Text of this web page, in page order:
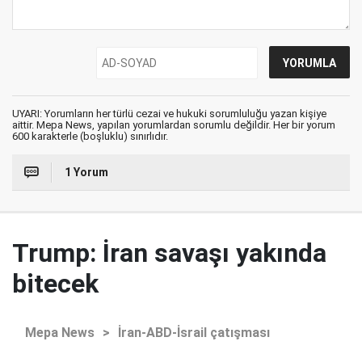
UYARI: Yorumların her türlü cezai ve hukuki sorumluluğu yazan kişiye
aittir. Mepa News, yapılan yorumlardan sorumlu değildir. Her bir yorum
600 karakterle (boşluklu) sınırlıdır.
1 Yorum
Trump: İran savaşı yakında
bitecek
Mepa News > İran-ABD-İsrail çatışması